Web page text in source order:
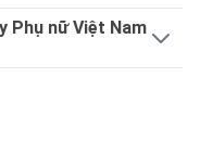
Phụ nữ Việt Nam